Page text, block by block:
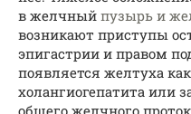
в желчный пузырь и
возникают приступы
эпигастрии и правом
появляется желтуха
холангиогепатита или
общего желчного